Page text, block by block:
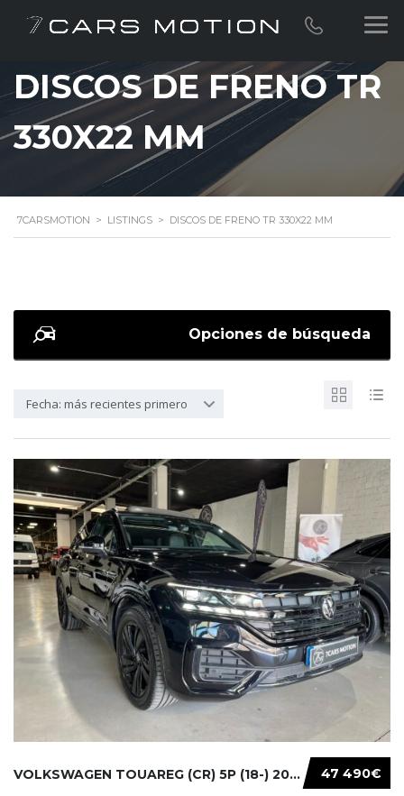
DISCOS DE FRENO TR
330X22 MM
7CARSMOTION > LISTINGS > DISCOS DE FRENO TR 330X22 MM
Opciones de búsqueda
Fecha: más recientes primero
47 490€
VOLKSWAGEN TOUAREG (CR) 5P (18-) 2021...